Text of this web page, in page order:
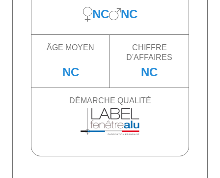
NC NC
ÂGE MOYEN
NC
CHIFFRE
D'AFFAIRES
NC
DÉMARCHE QUALITÉ